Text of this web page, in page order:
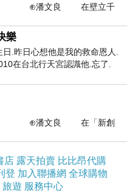
壁立千
樂
.昨日心想他是我的救命恩人.
在台北行天宮認識他.忘了.
學
「新創
店 露天拍賣 比比昂代購
登 加入聯播網 全球購物
旅遊 服務中心